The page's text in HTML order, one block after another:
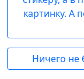
картинку. А
Ничего не